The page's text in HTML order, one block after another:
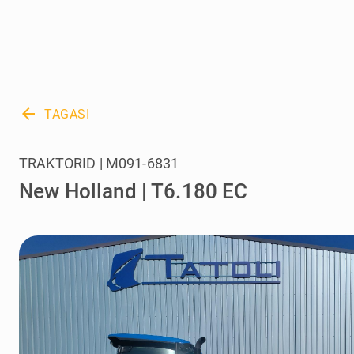
arrow_back TAGASI
New Holland | T6.180 EC
TRAKTORID | M091-6831